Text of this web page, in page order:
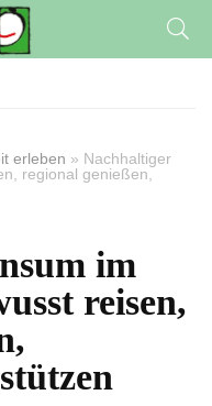
erleben » Nachhaltiger
regional genießen,
im
reisen,